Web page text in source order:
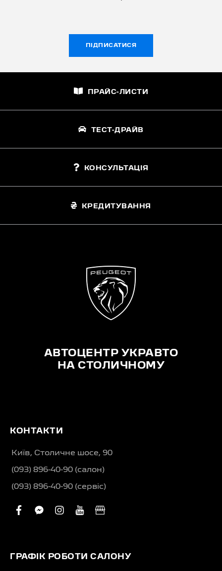
ПІДПИСАТИСЯ
ПРАЙС-ЛИСТИ
ТЕСТ-ДРАЙВ
КОНСУЛЬТАЦІЯ
КРЕДИТУВАННЯ
АВТОЦЕНТР УКРАВТО
НА СТОЛИЧНОМУ
КОНТАКТИ
Київ, Столичне шосе, 90
(093) 896-40-90 (салон)
(093) 896-40-90 (сервіс)
facebook
facebook-
instagram
youtube
business
ГРАФІК РОБОТИ САЛОНУ